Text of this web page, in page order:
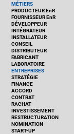
MÉTIERS
PRODUCTEUR EnR
FOURNISSEUR EnR
DÉVELOPPEUR
INTÉGRATEUR
INSTALLATEUR
CONSEIL
DISTRIBUTEUR
FABRICANT
LABORATOIRE
ENTREPRISES
STRATÉGIE
FINANCE
ACCORD
CONTRAT
RACHAT
INVESTISSEMENT
RESTRUCTURATION
NOMINATION
START-UP